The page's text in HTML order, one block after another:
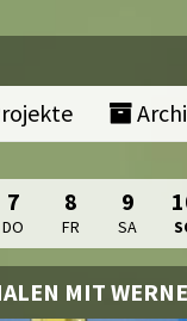
7
DO
8
FR
9
SA
MIT